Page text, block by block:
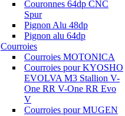
Couronnes 64dp CNC
Spur
Pignon Alu 48dp
Pignon alu 64dp
Courroies
Courroies MOTONICA
Courroies pour KYOSHO
EVOLVA M3 Stallion V-
One RR V-One RR Evo
V
Courroies pour MUGEN